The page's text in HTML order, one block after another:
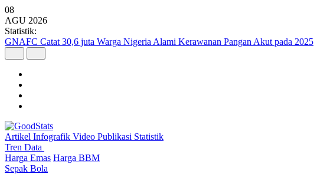
08
AGU 2026
Statistik:
GNAFC Catat 30,6 juta Warga Nigeria Alami Kerawanan Pangan Akut pada 2025
Artikel Infografik Video Publikasi Statistik
Tren Data
Harga Emas Harga BBM
Sepak Bola